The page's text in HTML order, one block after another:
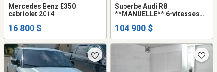
Mercedes Benz E350
cabriolet 2014
16 800 $
Superbe Audi R8
**MANUELLE** 6-vitesses
104 900 $